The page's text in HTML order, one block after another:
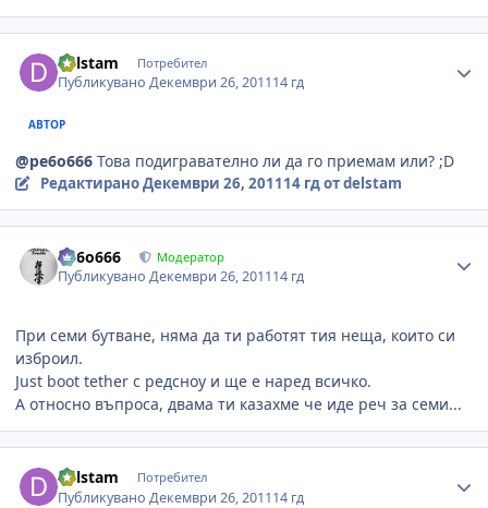
delstam Потребител
ПубликуваноДекември 26, 201114 гд
АВТОР
@pe6o666 Това подигравателно ли да го приемам или? ;D
РедактираноДекември 26, 201114 гдот delstam
Pe6o666 Модератор
ПубликуваноДекември 26, 201114 гд
При семи бутване, няма да ти работят тия неща, които си
изброил.
Just boot tether с редсноу и ще е наред всичко.
А относно въпроса, двама ти казахме че иде реч за семи...
delstam Потребител
ПубликуваноДекември 26, 201114 гд